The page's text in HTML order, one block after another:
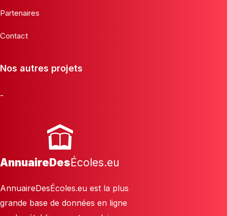
Partenaires
Contact
Nos autres projets
-
AnnuaireDesÉcoles.eu
AnnuaireDesÉcoles.eu est la plus
grande base de données en ligne